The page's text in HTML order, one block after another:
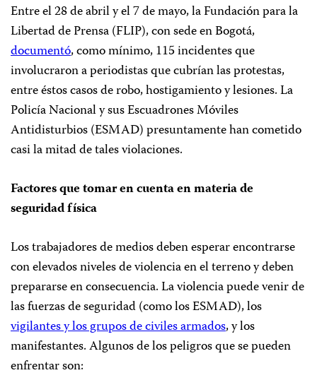
Entre el 28 de abril y el 7 de mayo, la Fundación para la
Libertad de Prensa (FLIP), con sede en Bogotá,
documentó, como mínimo, 115 incidentes que
involucraron a periodistas que cubrían las protestas,
entre éstos casos de robo, hostigamiento y lesiones. La
Policía Nacional y sus Escuadrones Móviles
Antidisturbios (ESMAD) presuntamente han cometido
casi la mitad de tales violaciones.
Factores que tomar en cuenta en materia de
seguridad física
Los trabajadores de medios deben esperar encontrarse
con elevados niveles de violencia en el terreno y deben
prepararse en consecuencia. La violencia puede venir de
las fuerzas de seguridad (como los ESMAD), los
vigilantes y los grupos de civiles armados, y los
manifestantes. Algunos de los peligros que se pueden
enfrentar son: